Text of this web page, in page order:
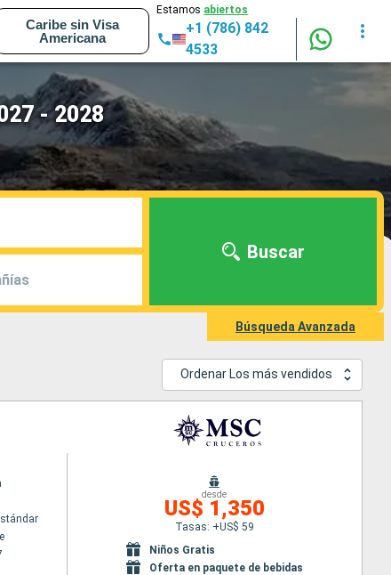
Caribe sin Visa
Americana
Estamos abiertos
+1 (786) 842
4533
- 2028
Buscar
Búsqueda Avanzada
Ordenar Los más vendidos
desde
US$ 1,350
Tasas: +US$ 59
Niños Gratis
Oferta en paquete de bebidas